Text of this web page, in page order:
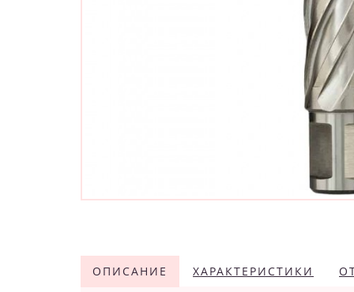
ОПИСАНИЕ ХАРАКТЕРИСТИКИ